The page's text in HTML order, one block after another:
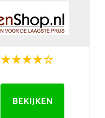
BEKIJKEN